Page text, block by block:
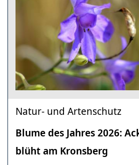
Natur- und Artenschutz
Blume des Jahres 2026:
blüht am Kronsberg